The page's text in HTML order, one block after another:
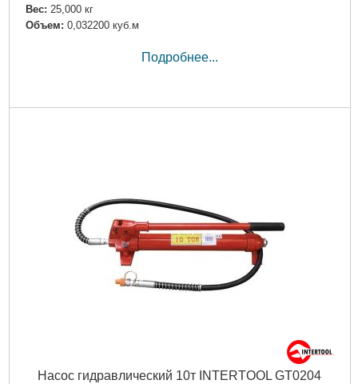
Вес: 25,000 кг
Объем: 0,032200 куб.м
Подробнее...
Насос гидравлический 10т INTERTOOL GT0204